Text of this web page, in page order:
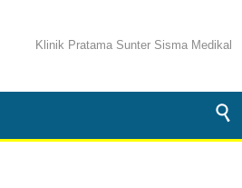
Klinik Pratama Sunter Sisma Medikal
